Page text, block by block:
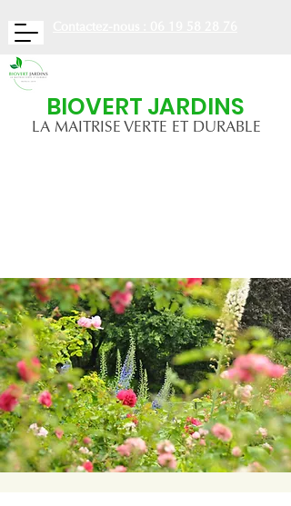
BIOVERT JARDINS
LA MAITRISE VERTE ET DURABLE